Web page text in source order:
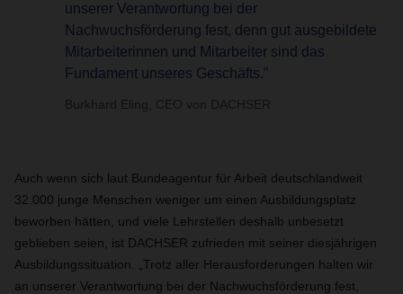
unserer Verantwortung bei der
Nachwuchsförderung fest, denn gut ausgebildete
Mitarbeiterinnen und Mitarbeiter sind das
Fundament unseres Geschäfts.”
Burkhard Eling, CEO von DACHSER
Auch wenn sich laut Bundeagentur für Arbeit deutschlandweit
32.000 junge Menschen weniger um einen Ausbildungsplatz
beworben hätten, und viele Lehrstellen deshalb unbesetzt
geblieben seien, ist DACHSER zufrieden mit seiner diesjährigen
Ausbildungssituation. „Trotz aller Herausforderungen halten wir
an unserer Verantwortung bei der Nachwuchsförderung fest,